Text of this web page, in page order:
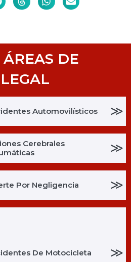
DE
Automovilísticos ≫
Cerebrales
≫
Por Negligencia ≫
De Motocicleta ≫